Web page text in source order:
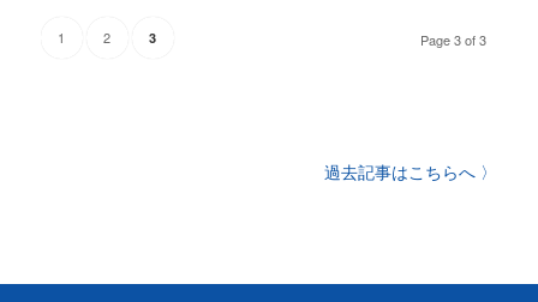
Page 3 of 3
1 2 3
過去記事はこちらへ 〉